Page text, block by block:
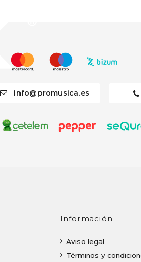
info@promusica.es
Información
Aviso legal
Términos y